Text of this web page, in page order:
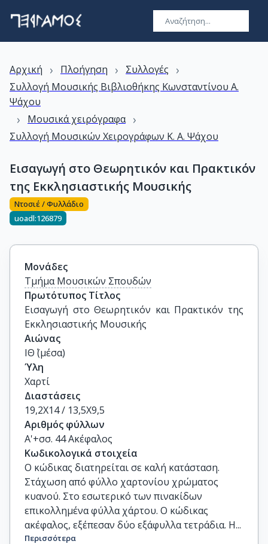
Αρχική › Πλοήγηση › Συλλογές ›
Συλλογή Μουσικής Βιβλιοθήκης Kωνσταντίνου A.
Ψάχου
› Μουσικά χειρόγραφα ›
Συλλογή Μουσικών Χειρογράφων Κ. Α. Ψάχου
Εισαγωγή στο Θεωρητικόν και Πρακτικόν
της Εκκλησιαστικής Μουσικής
Ντοσιέ / Φυλλάδιο
uoadl:126879
Μονάδες
Τμήμα Μουσικών Σπουδών
Πρωτότυπος Τίτλος
Εισαγωγή στο Θεωρητικόν και Πρακτικόν της
Εκκλησιαστικής Μουσικής
Αιώνας
ΙΘ΄ (μέσα)
Ύλη
Χαρτί
Διαστάσεις
19,2Χ14 / 13,5Χ9,5
Αριθμός φύλλων
Α'+σσ. 44 Ακέφαλος
Κωδικολογικά στοιχεία
Ο κώδικας διατηρείται σε καλή κατάσταση.
Στάχωση από φύλλο χαρτονίου χρώματος
κυανού. Στο εσωτερικό των πινακίδων
επικολλημένα φύλλα χάρτου. Ο κώδικας
ακέφαλος, εξέπεσαν δύο εξάφυλλα τετράδια. Η...
Περισσότερα